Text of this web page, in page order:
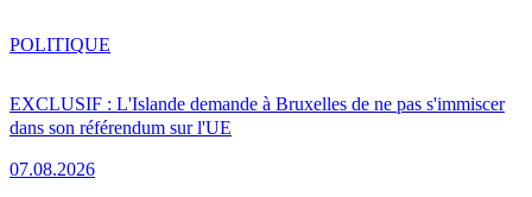
EXCLUSIF : L'Islande demande à Bruxelles de ne pas s'immiscer
dans son référendum sur l'UE
07.08.2026
POLITIQUE